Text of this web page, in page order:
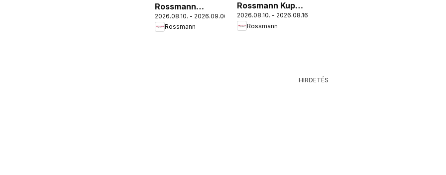
Rossmann
Babaprogram
2026.08.10. - 2026.09.06.
Rossmann
Rossmann Kupon
Napok
2026.08.10. - 2026.08.16.
Rossmann
HIRDETÉS